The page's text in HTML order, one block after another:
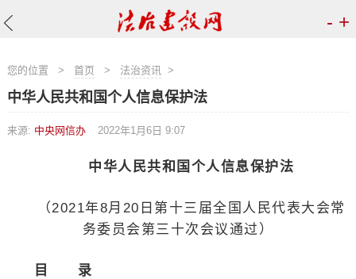
- +
您的位置 > 首页 > 法治资讯>
中华人民共和国个人信息保护法
来源: 中央网信办 2022年1月6日 9:07
中华人民共和国个人信息保护法
（2021年8月20日第十三届全国人民代表大会常
务委员会第三十次会议通过）
目 录